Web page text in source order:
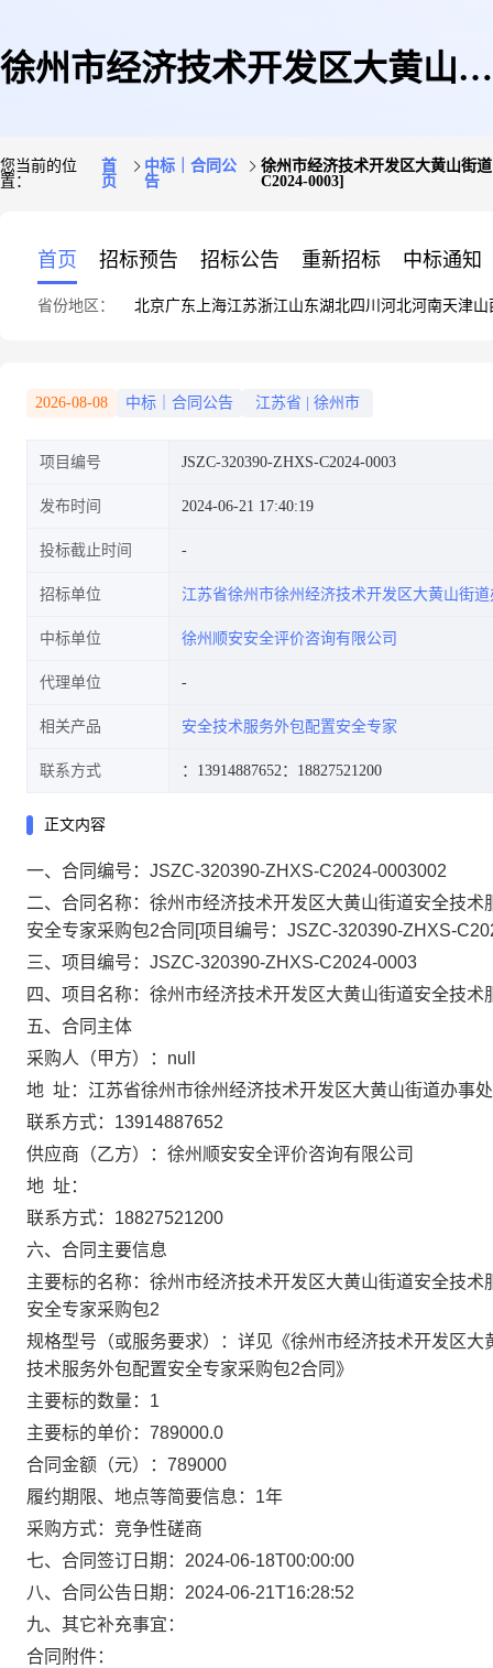
徐州市经济技术开发区大黄山街
外包配置安全专家采购包2合同
[项目编号:JSZC-320390-ZHXS-
您当前的位
置：
首
页
中标｜合同公
告
徐州市经济技术开发区大黄山街
C2024-0003]
首页 招标预告 招标公告 重新招标 中标通知
省份地区： 北京广东 上海江苏浙江山东湖北四川 河北河南天津山
2026-08-08 中标｜合同公告 江苏省 徐州市
项目编号 JSZC-320390-ZHXS-C2024-0003
发布时间 2024-06-21 17:40:19
投标截止时间
招标单位 江苏省徐州市徐州经济技术开发区大黄山街
中标单位 徐州顺安安全评价咨询有限公司
代理单位
相关产品 安全技术服务外包配置安全专家
联系方式 ：13914887652：18827521200
正文内容
一、合同编号：JSZC-320390-ZHXS-C2024-0003002
二、合同名称：徐州市经济技术开发区大黄山街道安全技
安全专家采购包2合同[项目编号：JSZC-320390-ZHXS-
三、项目编号：JSZC-320390-ZHXS-C2024-0003
四、项目名称：徐州市经济技术开发区大黄山街道安全技术
五、合同主体
采购人（甲方）：null
地 址：江苏省徐州市徐州经济技术开发区大黄山街道办事处
联系方式：13914887652
供应商（乙方）：徐州顺安安全评价咨询有限公司
地 址：
联系方式：18827521200
六、合同主要信息
主要标的名称：徐州市经济技术开发区大黄山街道安全技
安全专家采购包2
规格型号（或服务要求）：详见《徐州市经济技术开发区
技术服务外包配置安全专家采购包2合同》
主要标的数量：1
主要标的单价：789000.0
合同金额（元）：789000
履约期限、地点等简要信息：1年
采购方式：竞争性磋商
七、合同签订日期：2024-06-18T00:00:00
八、合同公告日期：2024-06-21T16:28:52
九、其它补充事宜：
合同附件：